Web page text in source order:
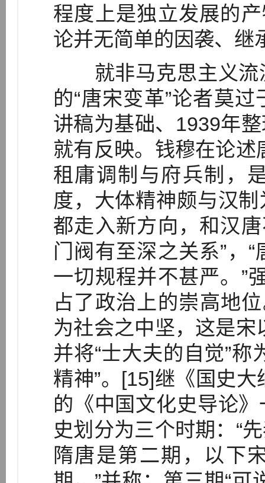
程度上是独立发展的
论并无简单的因袭、继
就非马克思主义流
的“唐宋变革”论者莫
讲稿为基础、1939年
就有反映。钱穆在论述
租庸调制与府兵制，
度，大体精神颇与汉
都走入新方向，和汉
门阀有至深之关系”，
一切规程并不甚严。”
占了政治上的崇高地
为社会之中坚，这是宋
并将“士大夫的自觉”称
精神”。[15]继《国史
的《中国文化史导论
史划分为三个时期：“
隋唐是第二期，以下